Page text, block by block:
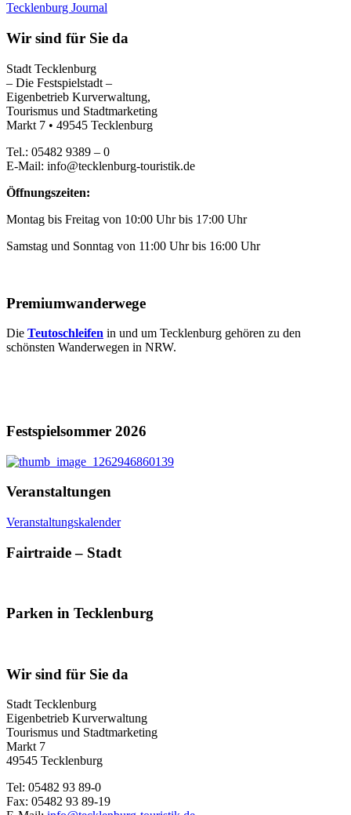
Tecklenburg Journal
Wir sind für Sie da
Stadt Tecklenburg
– Die Festspielstadt –
Eigenbetrieb Kurverwaltung,
Tourismus und Stadtmarketing
Markt 7 • 49545 Tecklenburg
Tel.: 05482 9389 – 0
E-Mail: info@tecklenburg-touristik.de
Öffnungszeiten:
Montag bis Freitag von 10:00 Uhr bis 17:00 Uhr
Samstag und Sonntag von 11:00 Uhr bis 16:00 Uhr
Premiumwanderwege
Die Teutoschleifen in und um Tecklenburg gehören zu den
schönsten Wanderwegen in NRW.
Festspielsommer 2026
Veranstaltungen
Veranstaltungskalender
Fairtraide – Stadt
Parken in Tecklenburg
Wir sind für Sie da
Stadt Tecklenburg
Eigenbetrieb Kurverwaltung
Tourismus und Stadtmarketing
Markt 7
49545 Tecklenburg
Tel: 05482 93 89-0
Fax: 05482 93 89-19